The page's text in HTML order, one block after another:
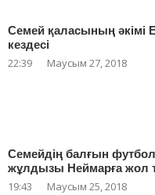
Семей қаласының әкімі
кездесі
22:39 Маусым 27, 2018
Семейдің балғын
жұлдызы Неймарға жол
19:43 Маусым 25, 2018